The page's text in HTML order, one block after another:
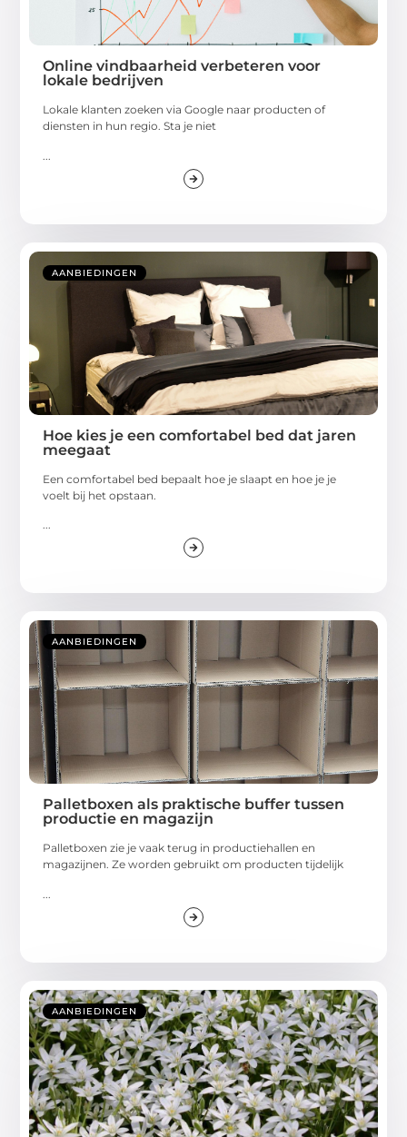
Online vindbaarheid verbeteren voor
lokale bedrijven
Lokale klanten zoeken via Google naar producten of
diensten in hun regio. Sta je niet
AANBIEDINGEN
Hoe kies je een comfortabel bed dat jaren
meegaat
Een comfortabel bed bepaalt hoe je slaapt en hoe je je
voelt bij het opstaan.
...
AANBIEDINGEN
Palletboxen als praktische buffer tussen
productie en magazijn
Palletboxen zie je vaak terug in productiehallen en
magazijnen. Ze worden gebruikt om producten tijdelijk
AANBIEDINGEN